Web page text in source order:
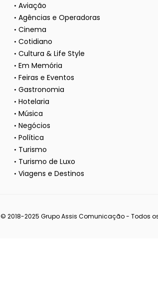
Aviação
Agências e Operadoras
Cinema
Cotidiano
Cultura & Life Style
Em Memória
Feiras e Eventos
Gastronomia
Hotelaria
Música
Negócios
Política
Turismo
Turismo de Luxo
Viagens e Destinos
© 2018-2025 Grupo Assis Comunicação - Todos